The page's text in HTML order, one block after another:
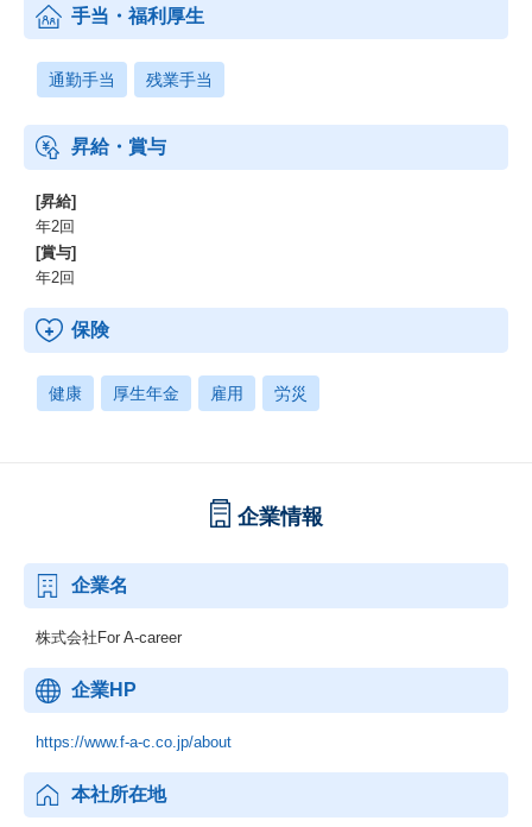
手当・福利厚生
通勤手当 残業手当
昇給・賞与
[昇給]
年2回
[賞与]
年2回
保険
健康 厚生年金 雇用 労災
企業情報
企業名
株式会社For A-career
企業HP
https://www.f-a-c.co.jp/about
本社所在地